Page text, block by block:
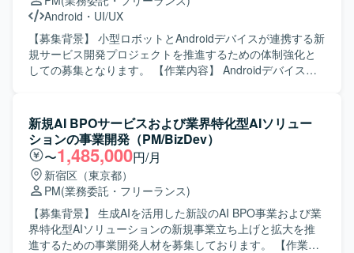
Android ・ UI/UX
【募集背景】 小型ロボットとAndroidデバイスが連携する新
規サービス開発プロジェクトを推進するための体制強化と
しての募集となります。 【作業内容】 Androidデバイスと
画に沿った進行を行い、開発スケジュールの策定および進
行管理、要件定義の整理および仕様調整、社内外ステーク
ホルダーとの折衝・調整、開発ベンダーのマネジメントを
行います。また、事業者側で実施する各種テストの管理、
リスク管理および課題管理、品質と納期を担保するための
各種推進業務を行っていただきます。 【求める人物像】 主
体的に課題を発見し、解決に向けて自走できる方を求めて
います。社内外のステークホルダーとの調整能力に長け、
スピード感を持ってプロジェクトを推進できる方、変化に
新規AI BPOサービスおよび業界特化型AIソリュー
ションの事業開発（PM/BizDev）
〜1,485,000円/月
新宿区（東京都）
PM(業務委託・フリーランス)
【募集背景】 生成AIを活用した新設のAI BPO事業および業
界特化型AIソリューションの新規事業立ち上げと拡大を推
進するための事業開発人材を募集しております。 【作業内